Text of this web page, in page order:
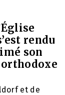
rendu
son
orthodoxe
et de